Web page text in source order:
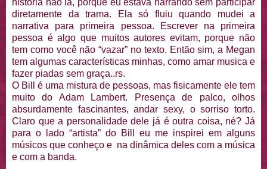
história não ia, porque eu estava narrando sem participar
diretamente da trama. Ela só fluiu quando mudei a
narrativa para primeira pessoa. Escrever na primeira
pessoa é algo que muitos autores evitam, porque não
tem como você não “vazar” no texto. Então sim, a Megan
tem algumas características minhas, como amar musica e
fazer piadas sem graça..rs.
O Bill é uma mistura de pessoas, mas fisicamente ele tem
muito do Adam Lambert. Presença de palco, olhos
absurdamente fascinantes, andar sexy, o sorriso torto.
Claro que a personalidade dele já é outra coisa, né? Já
para o lado “artista” do Bill eu me inspirei em alguns
músicos que conheço e na dinâmica deles com a música
e com a banda.